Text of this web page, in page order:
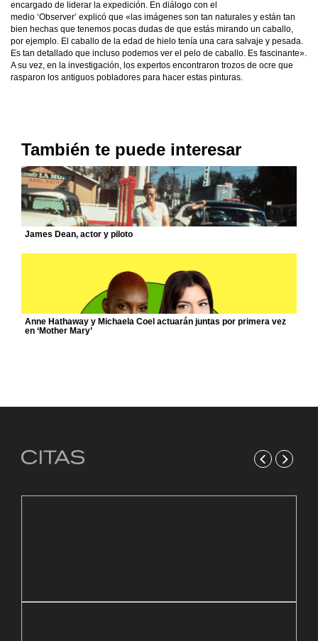
encargado de liderar la expedición. En diálogo con el
medio ‘Observer’ explicó que «las imágenes son tan naturales y están tan
bien hechas que tenemos pocas dudas de que estás mirando un caballo,
por ejemplo. El caballo de la edad de hielo tenía una cara salvaje y pesada.
Es tan detallado que incluso podemos ver el pelo de caballo. Es fascinante».
A su vez, en la investigación, los expertos encontraron trozos de ocre que
rasparon los antiguos pobladores para hacer estas pinturas.
También te puede interesar
James Dean, actor y piloto
Anne Hathaway y Michaela Coel actuarán juntas por primera vez
en ‘Mother Mary’